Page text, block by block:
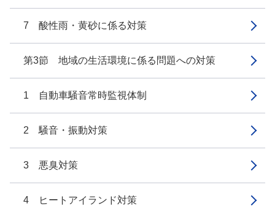
7 酸性雨・黄砂に係る対策
第3節 地域の生活環境に係る問題への対策
1 自動車騒音常時監視体制
2 騒音・振動対策
3 悪臭対策
4 ヒートアイランド対策